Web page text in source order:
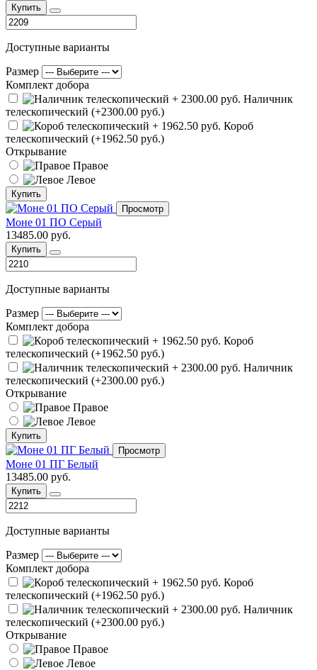
Купить
Доступные варианты
Размер
Комплект добора
Наличник
телескопический (+2300.00 руб.)
Короб
телескопический (+1962.50 руб.)
Открывание
Правое
Левое
Купить
Просмотр
Моне 01 ПО Серый
13485.00 руб.
Купить
Доступные варианты
Размер
Комплект добора
Короб
телескопический (+1962.50 руб.)
Наличник
телескопический (+2300.00 руб.)
Открывание
Правое
Левое
Купить
Просмотр
Моне 01 ПГ Белый
13485.00 руб.
Купить
Доступные варианты
Размер
Комплект добора
Короб
телескопический (+1962.50 руб.)
Наличник
телескопический (+2300.00 руб.)
Открывание
Правое
Левое